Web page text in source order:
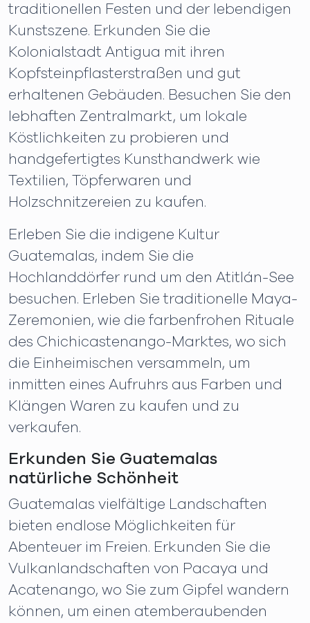
traditionellen Festen und der lebendigen
Kunstszene. Erkunden Sie die
Kolonialstadt Antigua mit ihren
Kopfsteinpflasterstraßen und gut
erhaltenen Gebäuden. Besuchen Sie den
lebhaften Zentralmarkt, um lokale
Köstlichkeiten zu probieren und
handgefertigtes Kunsthandwerk wie
Textilien, Töpferwaren und
Holzschnitzereien zu kaufen.
Erleben Sie die indigene Kultur
Guatemalas, indem Sie die
Hochlanddörfer rund um den Atitlán-See
besuchen. Erleben Sie traditionelle Maya-
Zeremonien, wie die farbenfrohen Rituale
des Chichicastenango-Marktes, wo sich
die Einheimischen versammeln, um
inmitten eines Aufruhrs aus Farben und
Klängen Waren zu kaufen und zu
verkaufen.
Erkunden Sie Guatemalas
natürliche Schönheit
Guatemalas vielfältige Landschaften
bieten endlose Möglichkeiten für
Abenteuer im Freien. Erkunden Sie die
Vulkanlandschaften von Pacaya und
Acatenango, wo Sie zum Gipfel wandern
können, um einen atemberaubenden